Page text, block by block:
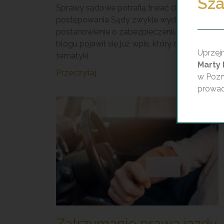
Sprawy sądowe potrafią trwać długo. Na
postępowania Sądy zwykle wydają
postanowienie o zabezpieczeniu. Na moim
blogu pojawił się już wpis, który dotyczył tej
tematyki,
Przeczytaj
Marty
w